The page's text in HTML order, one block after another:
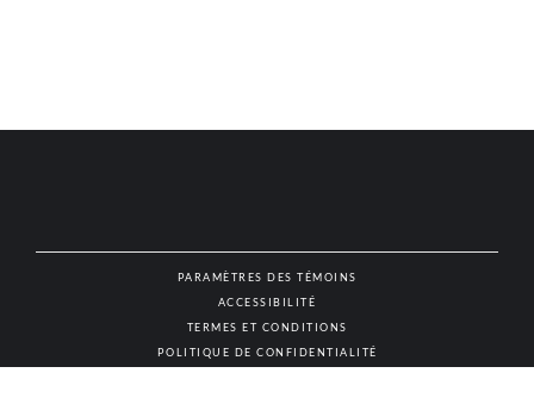
PARAMÈTRES DES TÉMOINS
ACCESSIBILITÉ
TERMES ET CONDITIONS
POLITIQUE DE CONFIDENTIALITÉ